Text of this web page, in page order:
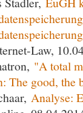
Law,
"A total
The good, the
Analyse: